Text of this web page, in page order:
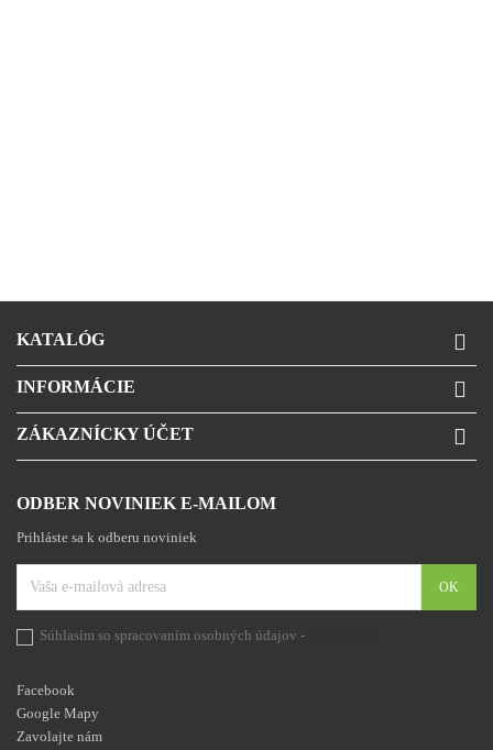
KATALÓG 
INFORMÁCIE 
ZÁKAZNÍCKY ÚČET 
ODBER NOVINIEK E-MAILOM
Prihláste sa k odberu noviniek
Súhlasím so spracovaním osobných údajov -
Facebook
Google Mapy
Zavolajte nám